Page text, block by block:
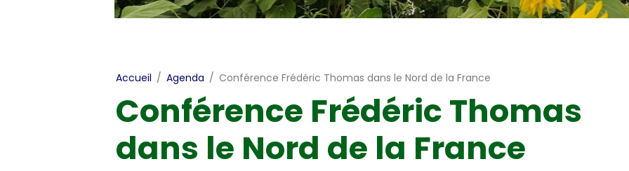
Accueil Agenda Conférence Frédéric Thomas dans le Nord de la France
Conférence Frédéric Thomas
dans le Nord de la France